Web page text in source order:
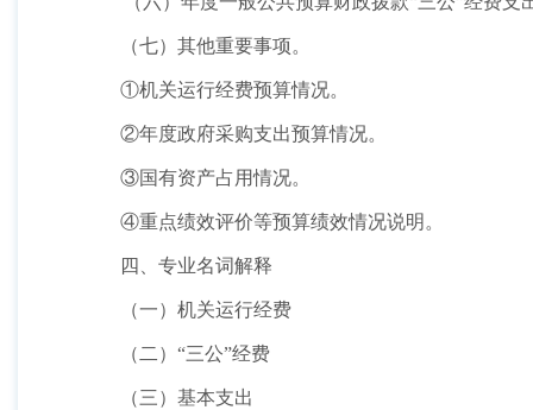
（七）其他重要事项。
①机关运行经费预算情况。
②年度政府采购支出预算情况。
③国有资产占用情况。
④重点绩效评价等预算绩效情况说明。
四、专业名词解释
（一）机关运行经费
（二）“三公”经费
（三）基本支出